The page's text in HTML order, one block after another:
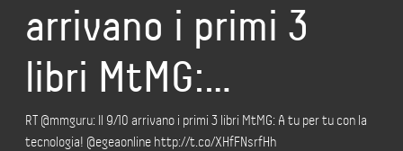
arrivano i primi 3
libri MtMG:…
RT @mmguru: Il 9/10 arrivano i primi 3 libri MtMG: A tu per tu con la
tecnologia! @egeaonline http://t.co/XHfFNsrfHh